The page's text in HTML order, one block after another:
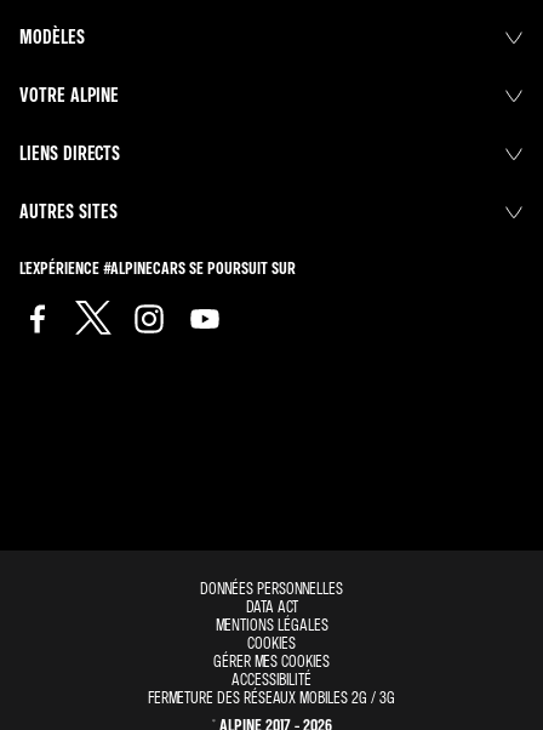
MODÈLES
VOTRE ALPINE
LIENS DIRECTS
AUTRES SITES
L'EXPÉRIENCE #ALPINECARS SE POURSUIT SUR
DONNÉES PERSONNELLES
DATA ACT
MENTIONS LÉGALES
COOKIES
GÉRER MES COOKIES
ACCESSIBILITÉ
FERMETURE DES RÉSEAUX MOBILES 2G / 3G
© ALPINE 2017 - 2026